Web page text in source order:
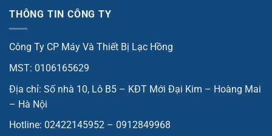
THÔNG TIN CÔNG TY
Công Ty CP Máy Và Thiết Bị Lạc Hồng
MST: 0106165629
Địa chỉ: Số nhà 10, Lô B5 – KĐT Mới Đại Kim – Hoàng Mai
– Hà Nội
Hotline: 02422145952 – 0912849968